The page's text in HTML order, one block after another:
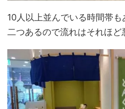
10人以上並んでいる時間帯
二つあるので流れはそれほど